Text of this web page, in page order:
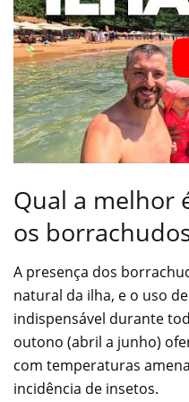
Qual a melhor
os
A presença dos
natural da ilha, e o uso
indispensável durante
outono (abril a junho)
com temperaturas
incidência de insetos.